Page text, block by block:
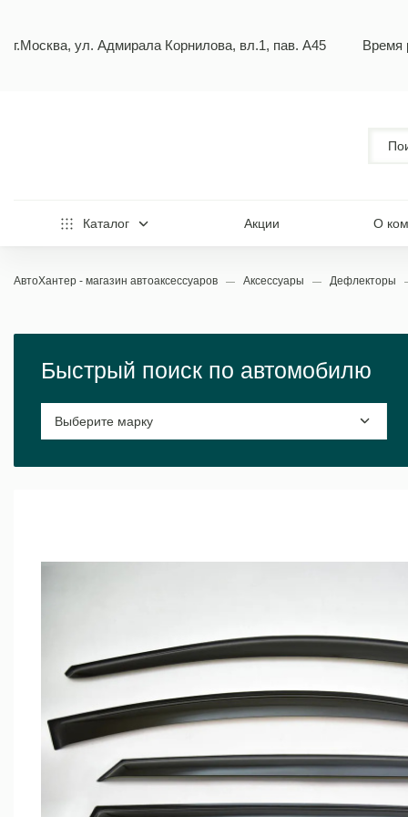
г.Москва, ул. Адмирала Корнилова, вл.1, пав. А45 Время
Каталог Акции О
АвтоХантер - магазин автоаксессуаров Аксессуары Дефлекторы
Быстрый поиск по автомобилю